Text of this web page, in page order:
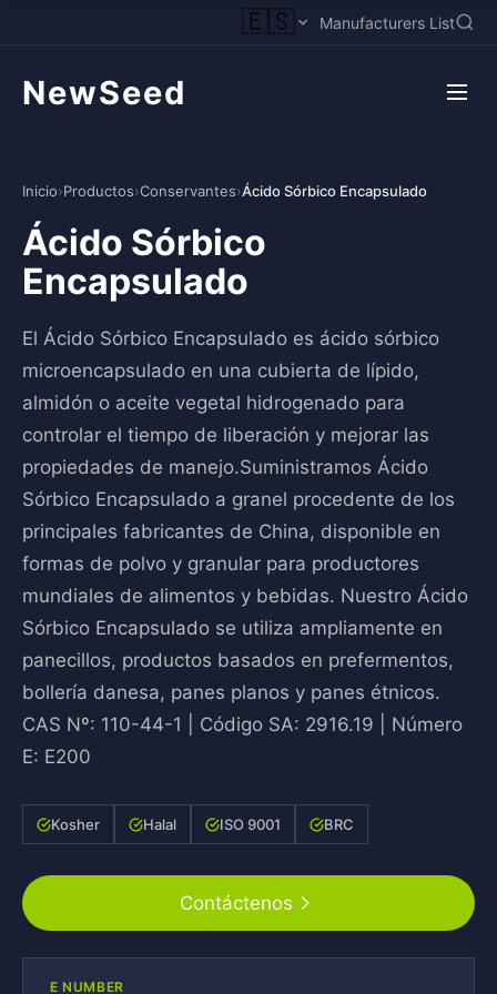
🇪🇸 Manufacturers List
NewSeed
Inicio›Productos›Conservantes›Ácido Sórbico Encapsulado
Ácido Sórbico
Encapsulado
El Ácido Sórbico Encapsulado es ácido sórbico
microencapsulado en una cubierta de lípido,
almidón o aceite vegetal hidrogenado para
controlar el tiempo de liberación y mejorar las
propiedades de manejo.Suministramos Ácido
Sórbico Encapsulado a granel procedente de los
principales fabricantes de China, disponible en
formas de polvo y granular para productores
mundiales de alimentos y bebidas. Nuestro Ácido
Sórbico Encapsulado se utiliza ampliamente en
panecillos, productos basados en prefermentos,
bollería danesa, panes planos y panes étnicos.
CAS Nº: 110-44-1 | Código SA: 2916.19 | Número
E: E200
Kosher Halal ISO 9001 BRC
Contáctenos
E NUMBER